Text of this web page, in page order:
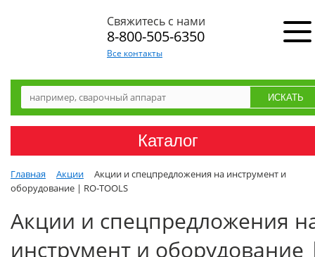
Свяжитесь с нами
8-800-505-6350
Все контакты
Каталог
Главная Акции
Акции и спецпредложения на инструмент и
оборудование | RO‑TOOLS
Акции и спецпредложения
инструмент и оборудование